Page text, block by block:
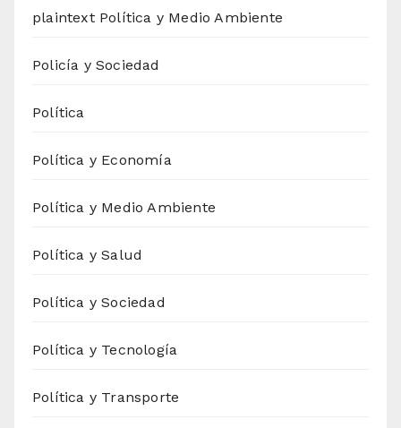
plaintext Política y Medio Ambiente
Policía y Sociedad
Política
Política y Economía
Política y Medio Ambiente
Política y Salud
Política y Sociedad
Política y Tecnología
Política y Transporte